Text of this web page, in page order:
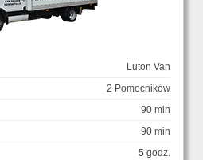
Luton Van
2 Pomocników
90 min
90 min
5 godz.